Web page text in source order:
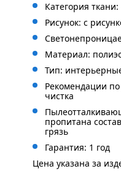
Категория ткани:
Рисунок: с
Материал:
Тип:
Рекомендации по
чистка
пропитана
грязь
Гарантия: 1 год
Цена указана за